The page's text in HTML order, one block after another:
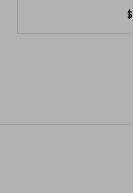
$